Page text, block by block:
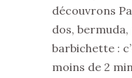
découvrons
dos,
barbichette :
moins de 2